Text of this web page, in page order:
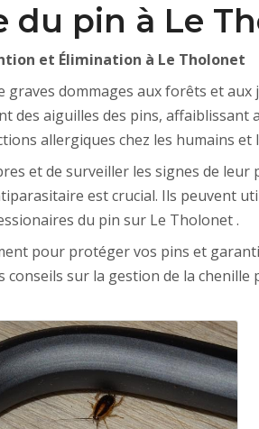
du pin à Le
et Élimination à Le Tholonet
dommages aux forêts et aux
des aiguilles des pins,
allergiques chez les humains et
et de surveiller les signes de leur
est crucial. Ils peuvent
du pin sur Le Tholonet .
pour protéger vos pins et
sur la gestion de la